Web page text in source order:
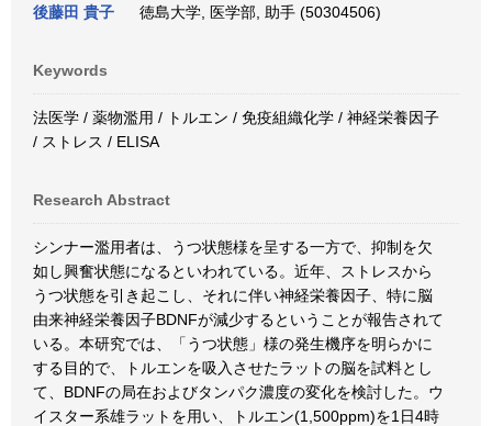
後藤田 貴子 徳島大学, 医学部, 助手 (50304506)
Keywords
法医学 / 薬物濫用 / トルエン / 免疫組織化学 / 神経栄養因子
/ ストレス / ELISA
Research Abstract
シンナー濫用者は、うつ状態様を呈する一方で、抑制を欠
如し興奮状態になるといわれている。近年、ストレスから
うつ状態を引き起こし、それに伴い神経栄養因子、特に脳
由来神経栄養因子BDNFが減少するということが報告されて
いる。本研究では、「うつ状態」様の発生機序を明らかに
する目的で、トルエンを吸入させたラットの脳を試料とし
て、BDNFの局在およびタンパク濃度の変化を検討した。ウ
イスター系雄ラットを用い、トルエン(1,500ppm)を1日4時